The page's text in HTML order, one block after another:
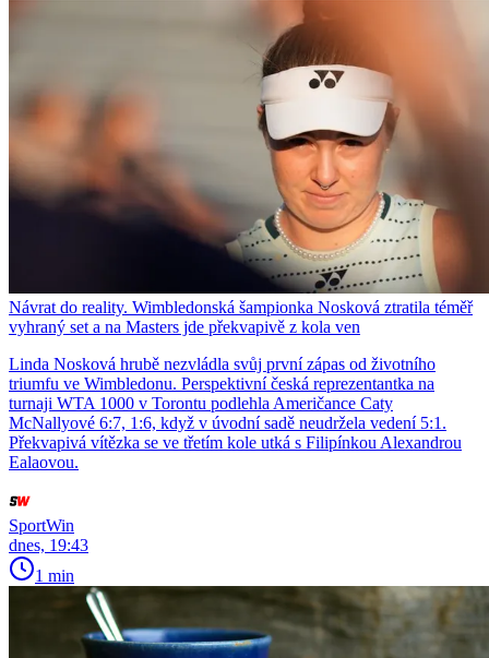
Návrat do reality. Wimbledonská šampionka Nosková ztratila téměř
vyhraný set a na Masters jde překvapivě z kola ven
Linda Nosková hrubě nezvládla svůj první zápas od životního
triumfu ve Wimbledonu. Perspektivní česká reprezentantka na
turnaji WTA 1000 v Torontu podlehla Američance Caty
McNallyové 6:7, 1:6, když v úvodní sadě neudržela vedení 5:1.
Překvapivá vítězka se ve třetím kole utká s Filipínkou Alexandrou
Ealaovou.
SportWin
dnes, 19:43
1 min